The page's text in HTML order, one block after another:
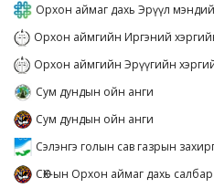
Орхон аймаг дахь Эрүүл
Орхон аймгийн Иргэний
Орхон аймгийн Эрүүгийн
Сум дундын ойн анги
Сум дундын ойн анги
Сэлэнгэ голын сав газрын
СӨХ-ын Орхон аймаг дахь салбар